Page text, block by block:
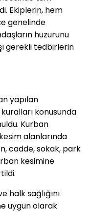
Ekiplerin, hem
genelinde
huzurunu
gerekli tedbirlerin
yapılan
konusunda
Kurban
alanlarında
cadde, sokak, park
kesimine
halk sağlığını
uygun olarak